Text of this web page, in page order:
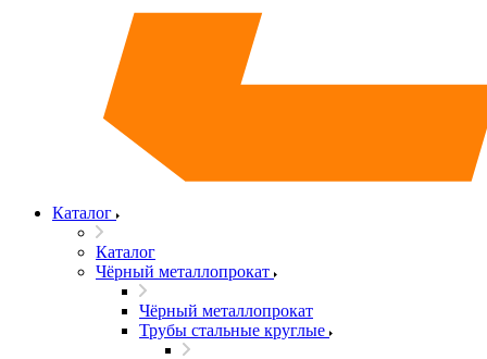
Каталог
Каталог
Чёрный металлопрокат
Чёрный металлопрокат
Трубы стальные круглые